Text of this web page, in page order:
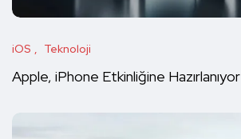
iOS Teknoloji
Apple, iPhone Etkinliğine Hazırlanıyor